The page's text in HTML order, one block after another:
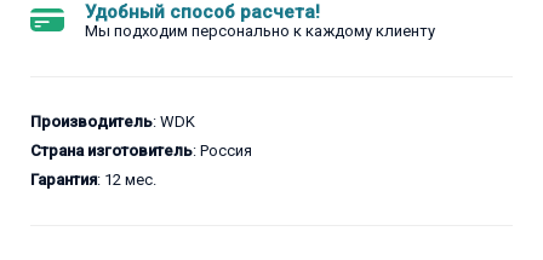
Удобный способ расчета!
Мы подходим персонально к каждому клиенту
Производитель: WDK
Страна изготовитель: Россия
Гарантия: 12 мес.